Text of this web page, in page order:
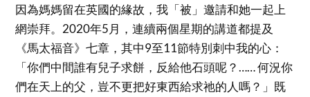
因為媽媽留在英國的緣故，我「被」邀請和她一起上
網崇拜。2020年5月，連續兩個星期的講道都提及
《馬太福音》七章，其中9至11節特別刺中我的心：
「你們中間誰有兒子求餅，反給他石頭呢？…… 何況你
們在天上的父，豈不更把好東西給求祂的人嗎？」既